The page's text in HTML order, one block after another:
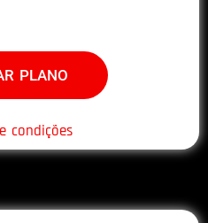
PLANO
condições